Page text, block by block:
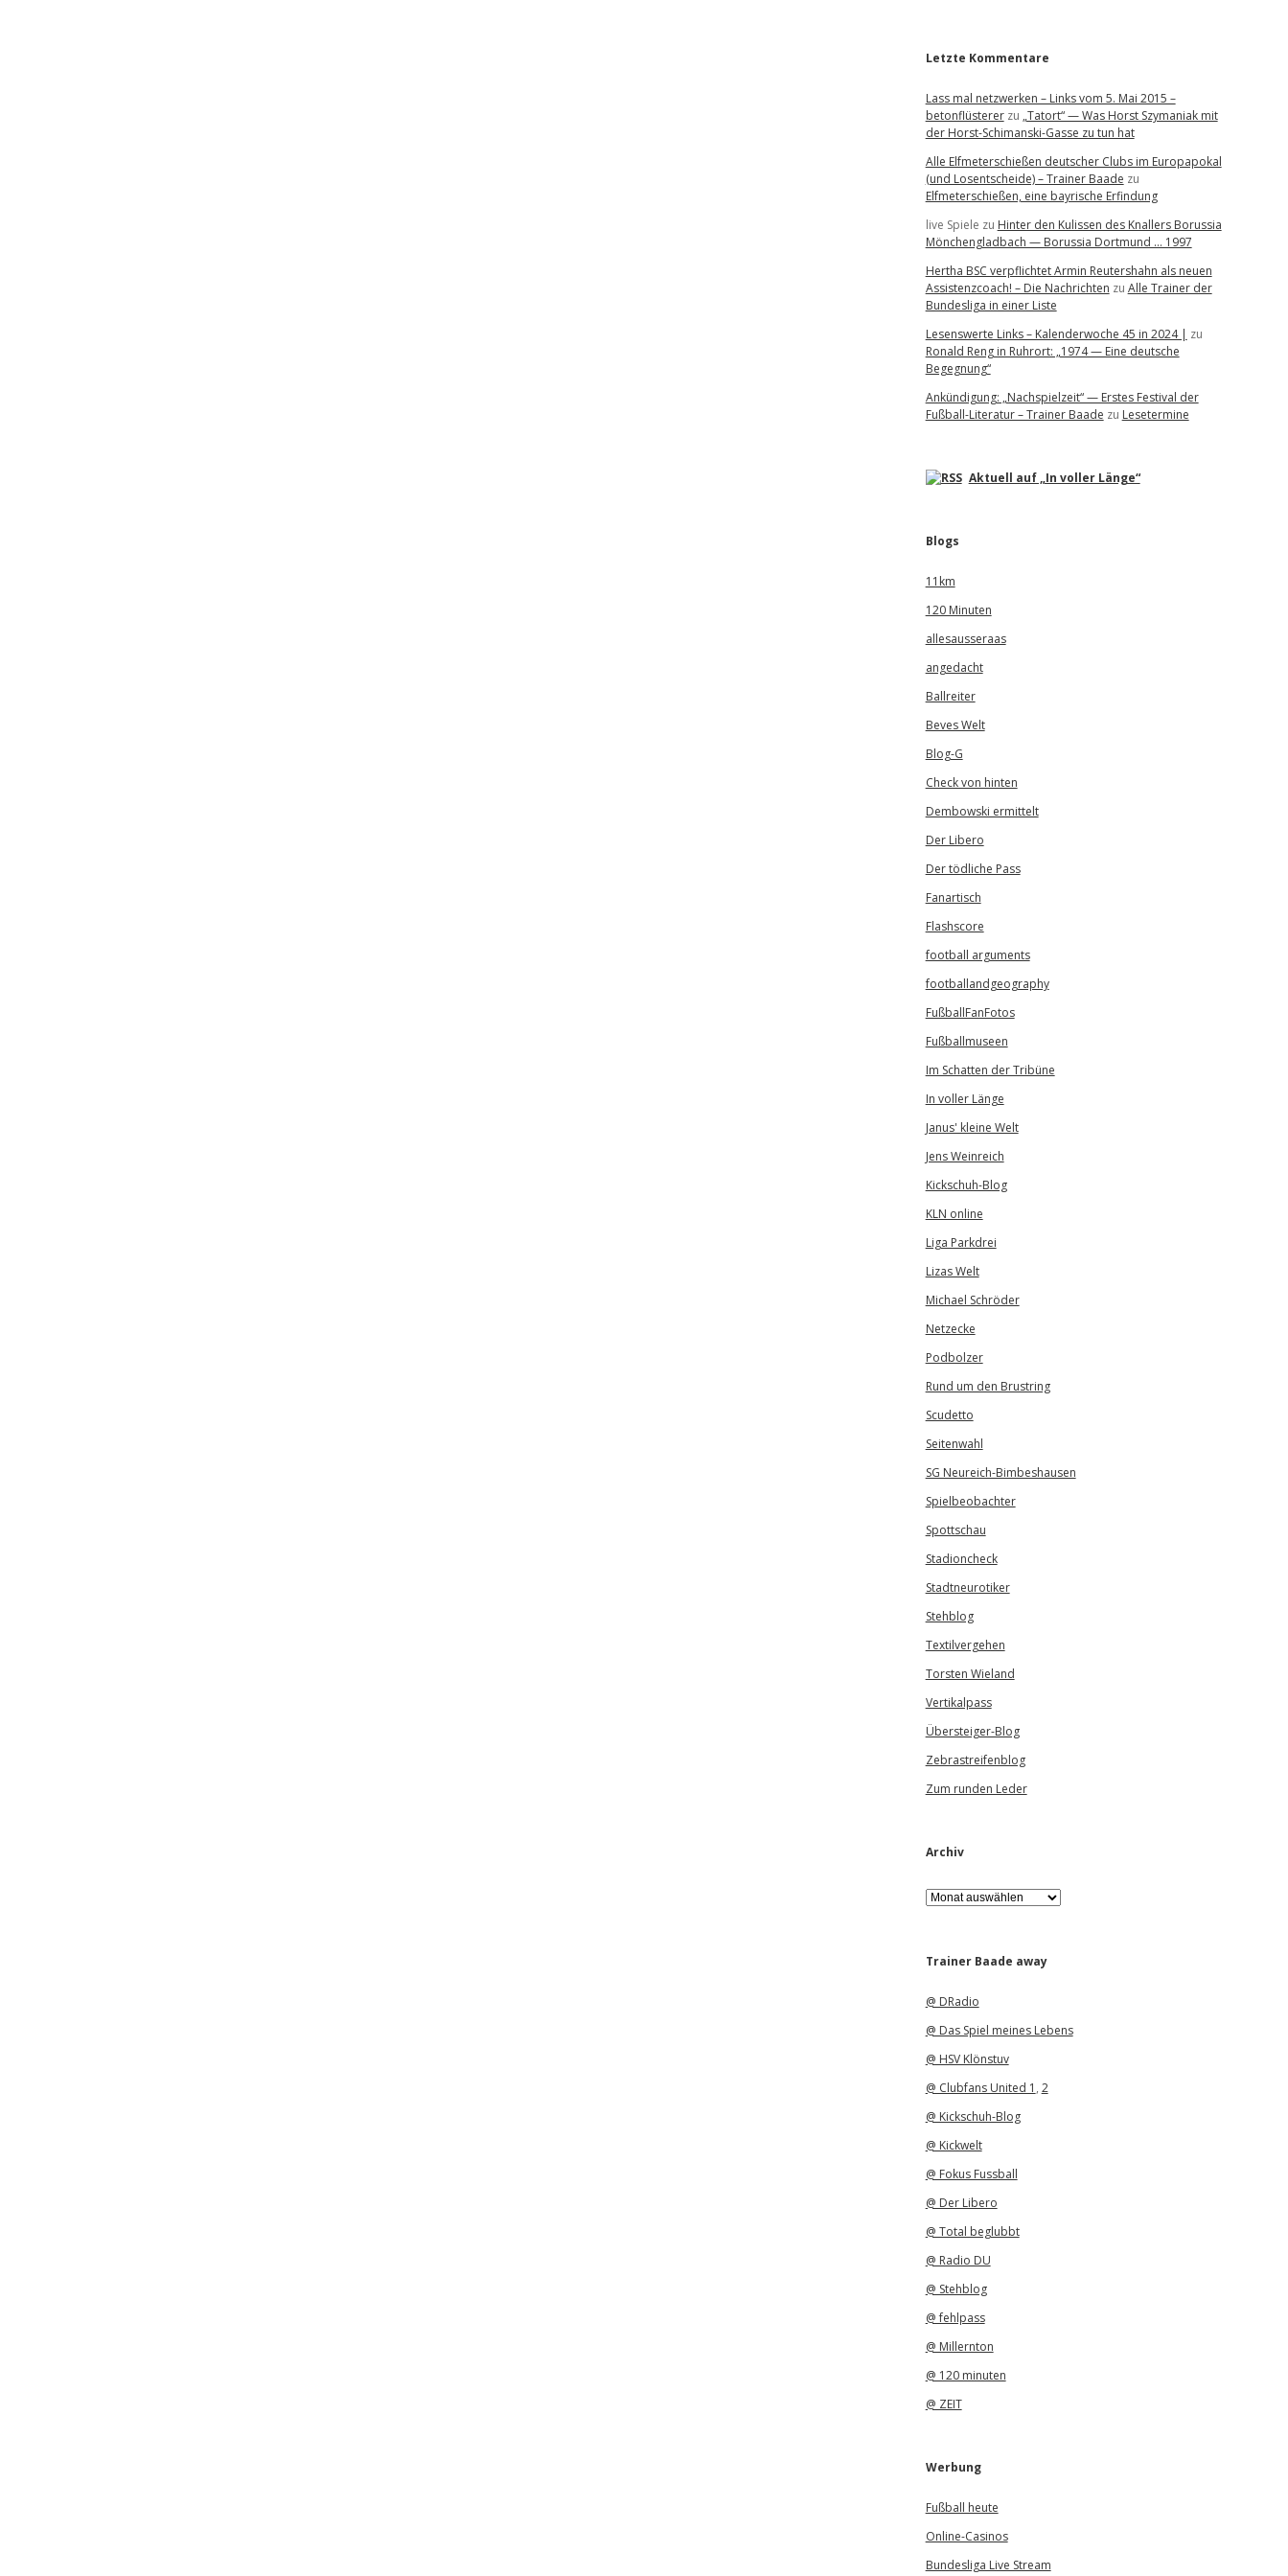
Letzte Kommentare
Lass mal netzwerken – Links vom 5. Mai 2015 –
betonflüstererzu „Tatort“ — Was Horst Szymaniak mit
der Horst-Schimanski-Gasse zu tun hat
Alle Elfmeterschießen deutscher Clubs im Europapokal
(und Losentscheide) – Trainer Baade zu
Elfmeterschießen, eine bayrische Erfindung
live Spiele zu Hinter den Kulissen des Knallers Borussia
Mönchengladbach — Borussia Dortmund … 1997
Hertha BSC verpflichtet Armin Reutershahn als neuen
Assistenzcoach! – Die Nachrichten zu Alle Trainer der
Bundesliga in einer Liste
Lesenswerte Links – Kalenderwoche 45 in 2024 | zu
Ronald Reng in Ruhrort: „1974 — Eine deutsche
Begegnung“
Ankündigung: „Nachspielzeit“ — Erstes Festival der
Fußball-Literatur – Trainer Baade zu Lesetermine
Aktuell auf „In voller Länge“
Blogs
11km
120 Minuten
allesausseraas
angedacht
Ballreiter
Beves Welt
Blog-G
Check von hinten
Dembowski ermittelt
Der Libero
Der tödliche Pass
Fanartisch
Flashscore
football arguments
footballandgeography
FußballFanFotos
Fußballmuseen
Im Schatten der Tribüne
In voller Länge
Janus' kleine Welt
Jens Weinreich
Kickschuh-Blog
KLN online
Liga Parkdrei
Lizas Welt
Michael Schröder
Netzecke
Podbolzer
Rund um den Brustring
Scudetto
Seitenwahl
SG Neureich-Bimbeshausen
Spielbeobachter
Spottschau
Stadioncheck
Stadtneurotiker
Stehblog
Textilvergehen
Torsten Wieland
Vertikalpass
Übersteiger-Blog
Zebrastreifenblog
Zum runden Leder
Archiv
A
r
iTrainer Baade away
@ DRadio
@ Das Spiel meines Lebens
@ HSV Klönstuv
@ Clubfans United 1 , 2
@ Kickschuh-Blog
@ Kickwelt
@ Fokus Fussball
@ Der Libero
@ Total beglubbt
@ Radio DU
@ Stehblog
@ fehlpass
@ Millernton
@ 120 minuten
@ ZEIT
Werbung
Fußball heute
Online-Casinos
Bundesliga Live Stream